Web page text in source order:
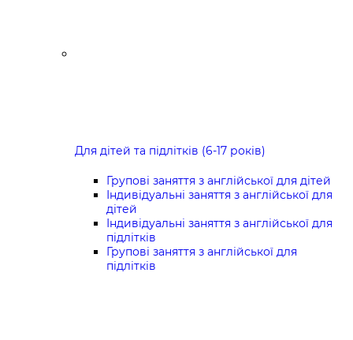
Для дітей та підлітків (6-17 років)
Групові заняття з англійської для дітей
Індивідуальні заняття з англійської для
дітей
Індивідуальні заняття з англійської для
підлітків
Групові заняття з англійської для
підлітків